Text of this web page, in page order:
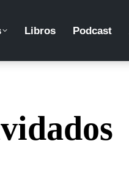
Libros Podcast